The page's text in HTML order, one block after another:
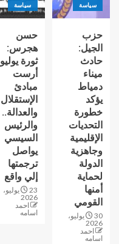
سياسة
حزب
الجيل:
حادث
ميناء
دمياط
يؤكد
خطورة
التحديات
الإقليمية
وجاهزية
الدولة
لحماية
أمنها
القومي
30 يوليو،
2026
احمد
اسامه
سياسة
حسن
هجرس:
ثورة يوليو
أرست
مبادئ
الإستقلال
والعدالة..
والرئيس
السيسي
يواصل
ترجمتها
إلي واقع
23 يوليو،
2026
احمد
اسامه